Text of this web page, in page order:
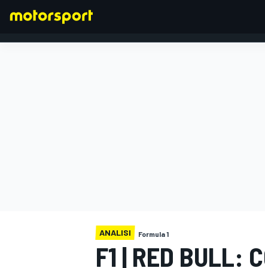
ANALISI Formula 1
F1 | RED BULL: